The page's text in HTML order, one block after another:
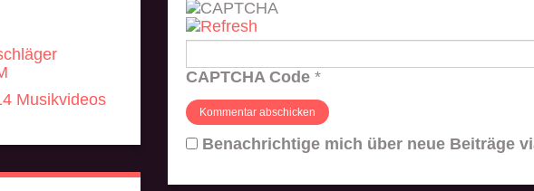
CAPTCHA Code *
Benachrichtige mich über neue Beiträge
Musikvideos